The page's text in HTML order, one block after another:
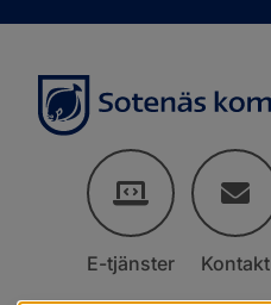
E-tjänster Kontakt